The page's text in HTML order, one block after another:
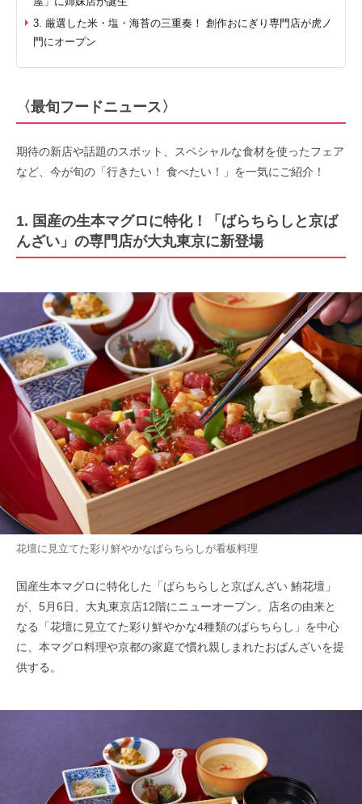
3. 厳選した米・塩・海苔の三重奏！ 創作おにぎり専門店が虎ノ
門にオープン
〈最旬フードニュース〉
期待の新店や話題のスポット、スペシャルな食材を使ったフェア
など、今が旬の「行きたい！ 食べたい！」を一気にご紹介！
1. 国産の生本マグロに特化！「ばらちらしと京ば
んざい」の専門店が大丸東京に新登場
花壇に見立てた彩り鮮やかなばらちらしが看板料理
国産生本マグロに特化した「ばらちらしと京ばんざい 鮪花壇」
が、5月6日、大丸東京店12階にニューオープン。店名の由来と
なる「花壇に見立てた彩り鮮やかな4種類のばらちらし」を中心
に、本マグロ料理や京都の家庭で慣れ親しまれたおばんざいを提
供する。